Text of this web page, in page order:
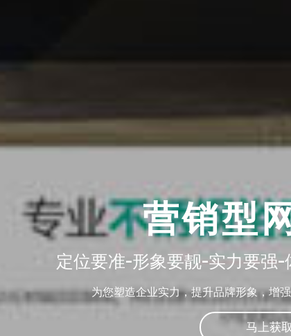
营销型
定位要准-形象要靓-实力要强
为您塑造企业实力，提升品牌形象，增
马上获